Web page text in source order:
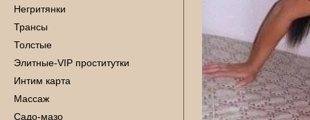
Негритянки
Трансы
Толстые
Элитные-VIP проститутки
Интим карта
Массаж
Садо-мазо